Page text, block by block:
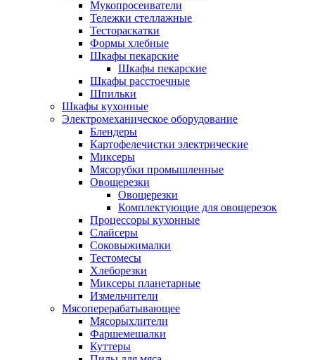
Мукопросеиватели
Тележки стеллажные
Тестораскатки
Формы хлебные
Шкафы пекарские
Шкафы пекарские
Шкафы расстоечные
Шпильки
Шкафы кухонные
Электромеханическое оборудование
Блендеры
Картофелечистки электрические
Миксеры
Мясорубки промышленные
Овощерезки
Овощерезки
Комплектующие для овощерезок
Процессоры кухонные
Слайсеры
Соковыжималки
Тестомесы
Хлеборезки
Миксеры планетарные
Измельчители
Мясоперерабатывающее
Мясорыхлители
Фаршемешалки
Куттеры